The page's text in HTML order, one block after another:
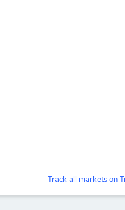
Track all markets on